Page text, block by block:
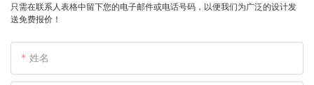
只需在联系人表格中留下您的电子邮件或电话号码，以便我们为广泛的设计发
送免费报价！
姓名